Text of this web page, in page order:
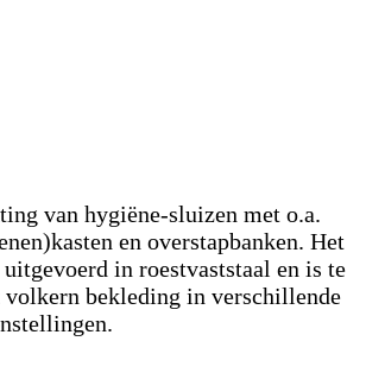
van hygiëne-sluizen met o.a.
en overstapbanken. Het
in roestvaststaal en is te
volkern bekleding in verschillende